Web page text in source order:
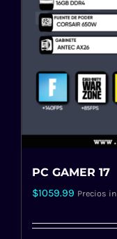
PC GAMER 17
$1059.99 Precios